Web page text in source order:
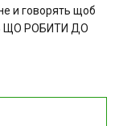
и говорять щоб
ЩО РОБИТИ ДО